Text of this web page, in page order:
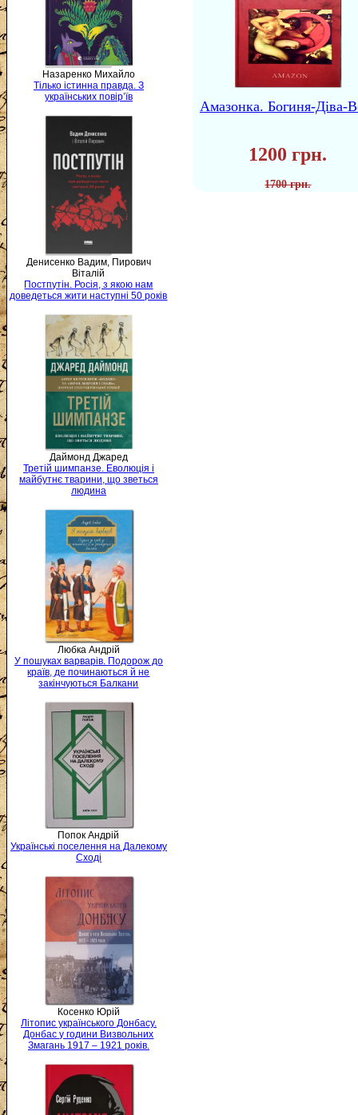
Назаренко Михайло
Тілько істинна правда. З
українських повір’їв
Денисенко Вадим, Пирович
Віталій
Постпутін. Росія, з якою нам
доведеться жити наступні 50 років
Даймонд Джаред
Третій шимпанзе. Еволюція і
майбутнє тварини, що зветься
людина
Любка Андрій
У пошуках варварів. Подорож до
країв, де починаються й не
закінчуються Балкани
Попок Андрій
Українські поселення на Далекому
Сході
Косенко Юрій
Літопис українського Донбасу.
Донбас у години Визвольних
Змагань 1917 – 1921 років.
Амазонка. Богиня-Діва-
1200 грн.
1700 грн.